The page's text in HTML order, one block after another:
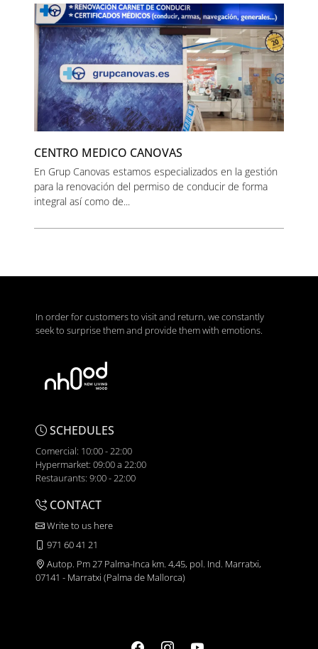
CENTRO MEDICO CANOVAS
En Grup Canovas estamos especializados en la gestión
para la renovación del permiso de conducir de forma
integral así como de...
In order for customers to visit and return, we constantly
seek to surprise them and provide them with emotions.
SCHEDULES
Comercial: 10:00 - 22:00
Hypermarket: 09:00 a 22:00
Restaurants: 9:00 - 22:00
CONTACT
Write to us here
971 60 41 21
Autop. Pm 27 Palma-Inca km. 4,45, pol. Ind. Marratxi,
07141 - Marratxi (Palma de Mallorca)